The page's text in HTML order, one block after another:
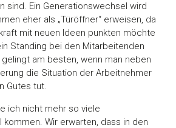
sind. Ein Generationswechsel wird
eher als „Türöffner“ erweisen, da
mit neuen Ideen punkten möchte
Standing bei den Mitarbeitenden
am besten, wenn man neben
die Situation der Arbeitnehmer
Gutes tut.
ich nicht mehr so viele
Wir erwarten, dass in den